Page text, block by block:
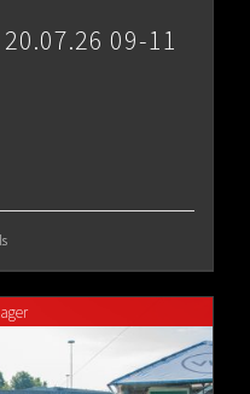
20.07.26 09-11